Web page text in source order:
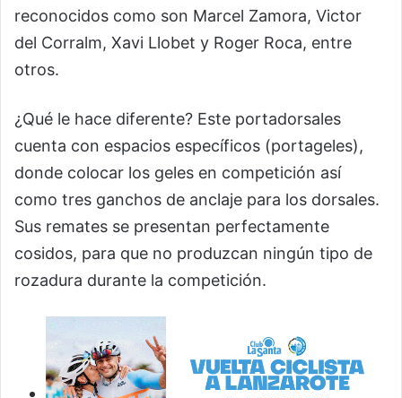
reconocidos como son Marcel Zamora, Victor
del Corralm, Xavi Llobet y Roger Roca, entre
otros.
¿Qué le hace diferente? Este portadorsales
cuenta con espacios específicos (portageles),
donde colocar los geles en competición así
como tres ganchos de anclaje para los dorsales.
Sus remates se presentan perfectamente
cosidos, para que no produzcan ningún tipo de
rozadura durante la competición.